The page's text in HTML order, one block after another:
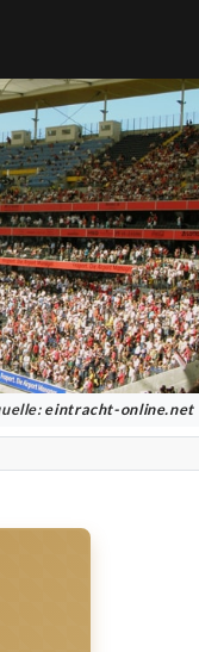
eintracht-online.net